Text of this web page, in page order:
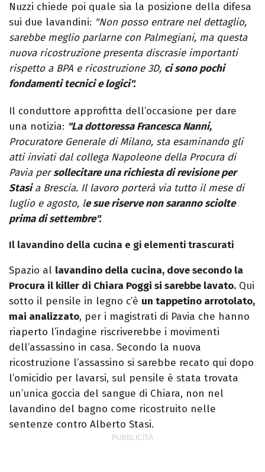
Nuzzi chiede poi quale sia la posizione della difesa
sui due lavandini: "Non posso entrare nel dettaglio,
sarebbe meglio parlarne con Palmegiani, ma questa
nuova ricostruzione presenta discrasie importanti
rispetto a BPA e ricostruzione 3D, ci sono pochi
fondamenti tecnici e logici".
Il conduttore approfitta dell’occasione per dare
una notizia: "La dottoressa Francesca Nanni,
Procuratore Generale di Milano, sta esaminando gli
atti inviati dal collega Napoleone della Procura di
Pavia persollecitare una richiesta di revisione per
Stasia Brescia. Il lavoro porterà via tutto il mese di
luglio e agosto, le sue riserve non saranno sciolte
prima di settembre".
Il lavandino della cucina e gi elementi trascurati
Spazio al lavandino della cucina, dove secondo la
Procura il killer di Chiara Poggi si sarebbe lavato. Qui
sotto il pensile in legno c’è un tappetino arrotolato,
mai analizzato, per i magistrati di Pavia che hanno
riaperto l’indagine riscriverebbe i movimenti
dell’assassino in casa. Secondo la nuova
ricostruzione l’assassino si sarebbe recato qui dopo
l’omicidio per lavarsi, sul pensile è stata trovata
un’unica goccia del sangue di Chiara, non nel
lavandino del bagno come ricostruito nelle
sentenze contro Alberto Stasi.